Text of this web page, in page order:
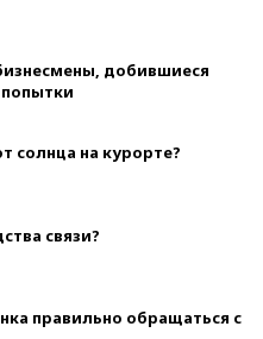
добившиеся
попытки
солнца на курорте?
связи?
правильно обращаться с